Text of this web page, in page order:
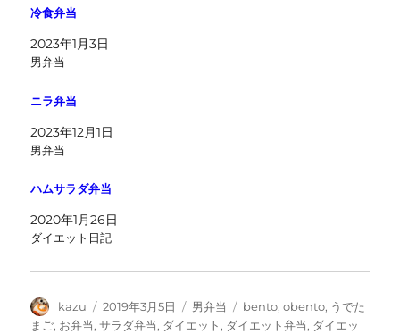
冷食弁当
2023年1月3日
男弁当
ニラ弁当
2023年12月1日
男弁当
ハムサラダ弁当
2020年1月26日
ダイエット日記
投
稿
kazu
投
稿
2019年3月5日
カ
テ
男弁当
タ
グ
bento,obento, うでた
まご, お弁当,サラダ弁当, ダイエット, ダイエット弁当, ダイエッ